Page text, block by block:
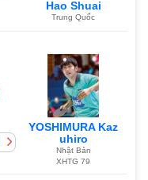
Hao Shuai
Trung Quốc
YOSHIMURA Kaz
uhiro
Nhật Bản
XHTG 79